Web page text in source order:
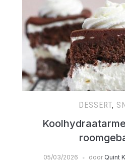
DESSERT,
05/03/2026 door Quint